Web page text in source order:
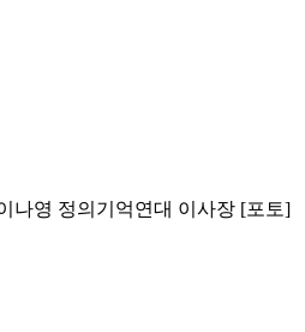
나영 정의기억연대 이사장 [포토]